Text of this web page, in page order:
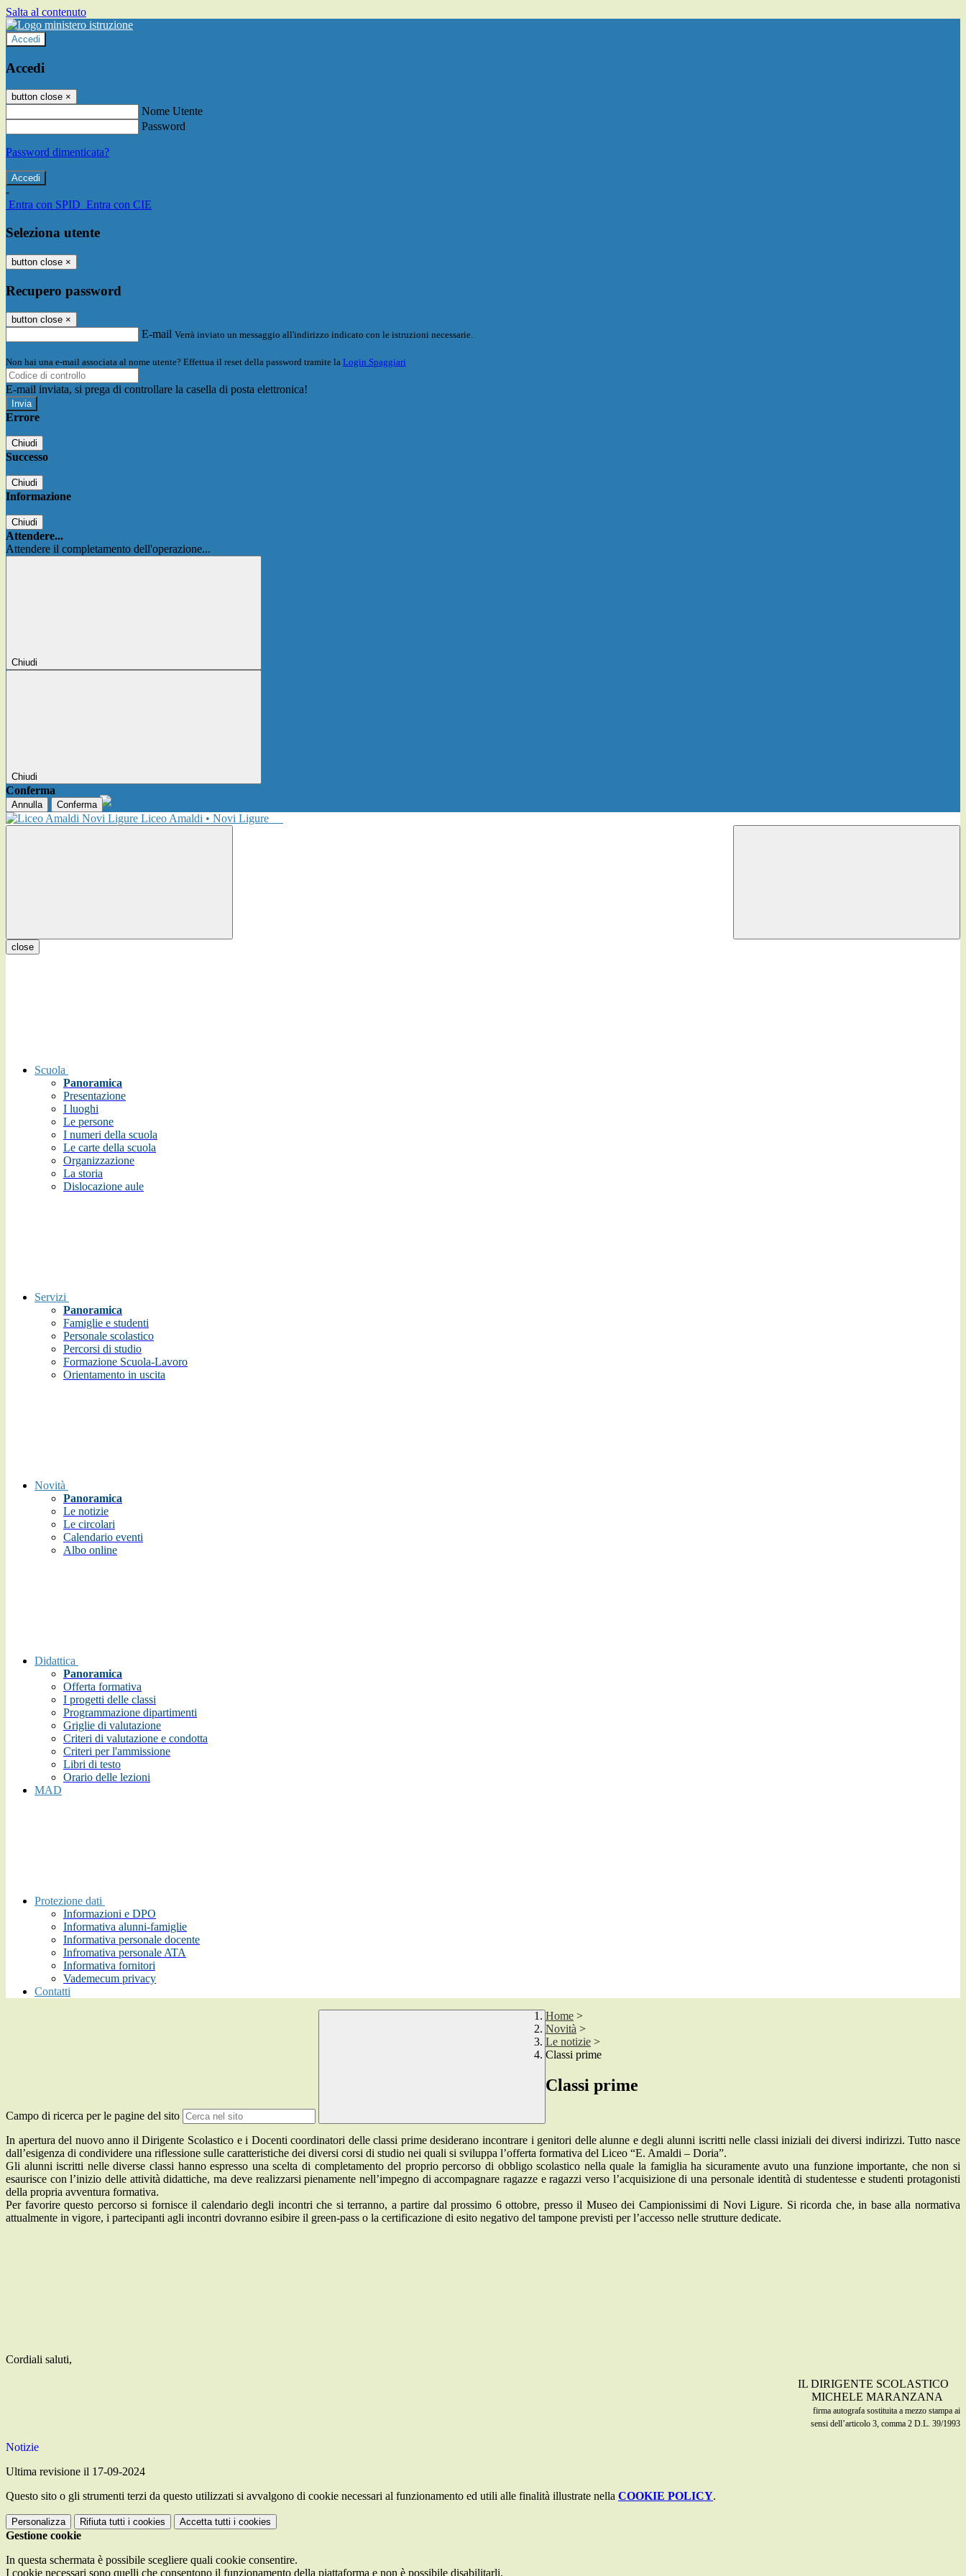
Salta al contenuto
Accedi
Accedi
button close ×
Nome Utente
Password
Password dimenticata?
-
Entra con SPID Entra con CIE
Seleziona utente
button close ×
Recupero password
button close ×
E-mail Verrà inviato un messaggio all'indirizzo indicato con le istruzioni necessarie.
Non hai una e-mail associata al nome utente? Effettua il reset della password tramite la Login Spaggiari
E-mail inviata, si prega di controllare la casella di posta elettronica!
Errore
Chiudi
Successo
Chiudi
Informazione
Chiudi
Attendere...
Attendere il completamento dell'operazione...
Chiudi
Chiudi
Conferma
Annulla Conferma
Liceo Amaldi • Novi Ligure
close
Scuola
Panoramica
Presentazione
I luoghi
Le persone
I numeri della scuola
Le carte della scuola
Organizzazione
La storia
Dislocazione aule
Servizi
Panoramica
Famiglie e studenti
Personale scolastico
Percorsi di studio
Formazione Scuola-Lavoro
Orientamento in uscita
Novità
Panoramica
Le notizie
Le circolari
Calendario eventi
Albo online
Didattica
Panoramica
Offerta formativa
I progetti delle classi
Programmazione dipartimenti
Griglie di valutazione
Criteri di valutazione e condotta
Criteri per l'ammissione
Libri di testo
Orario delle lezioni
MAD
Protezione dati
Informazioni e DPO
Informativa alunni-famiglie
Informativa personale docente
Infromativa personale ATA
Informativa fornitori
Vademecum privacy
Contatti
Campo di ricerca per le pagine del sito
Home >
Novità >
Le notizie >
Classi prime
Classi prime
In apertura del nuovo anno il Dirigente Scolastico e i Docenti coordinatori delle classi prime desiderano incontrare i genitori delle alunne e degli alunni iscritti nelle classi iniziali dei diversi indirizzi. Tutto nasce
dall’esigenza di condividere una riflessione sulle caratteristiche dei diversi corsi di studio nei quali si sviluppa l’offerta formativa del Liceo “E. Amaldi – Doria”.
Gli alunni iscritti nelle diverse classi hanno espresso una scelta di completamento del proprio percorso di obbligo scolastico nella quale la famiglia ha sicuramente avuto una funzione importante, che non si
esaurisce con l’inizio delle attività didattiche, ma deve realizzarsi pienamente nell’impegno di accompagnare ragazze e ragazzi verso l’acquisizione di una personale identità di studentesse e studenti protagonisti
della propria avventura formativa.
Per favorire questo percorso si fornisce il calendario degli incontri che si terranno, a partire dal prossimo 6 ottobre, presso il Museo dei Campionissimi di Novi Ligure. Si ricorda che, in base alla normativa
attualmente in vigore, i partecipanti agli incontri dovranno esibire il green-pass o la certificazione di esito negativo del tampone previsti per l’accesso nelle strutture dedicate.
Cordiali saluti,
IL DIRIGENTE SCOLASTICO
MICHELE MARANZANA
firma autografa sostituita a mezzo stampa ai
sensi dell’articolo 3, comma 2 D.L. 39/1993
Notizie
Ultima revisione il 17-09-2024
Questo sito o gli strumenti terzi da questo utilizzati si avvalgono di cookie necessari al funzionamento ed utili alle finalità illustrate nella COOKIE POLICY.
Personalizza Rifiuta tutti i cookies Accetta tutti i cookies
Gestione cookie
In questa schermata è possibile scegliere quali cookie consentire.
I cookie necessari sono quelli che consentono il funzionamento della piattaforma e non è possibile disabilitarli.